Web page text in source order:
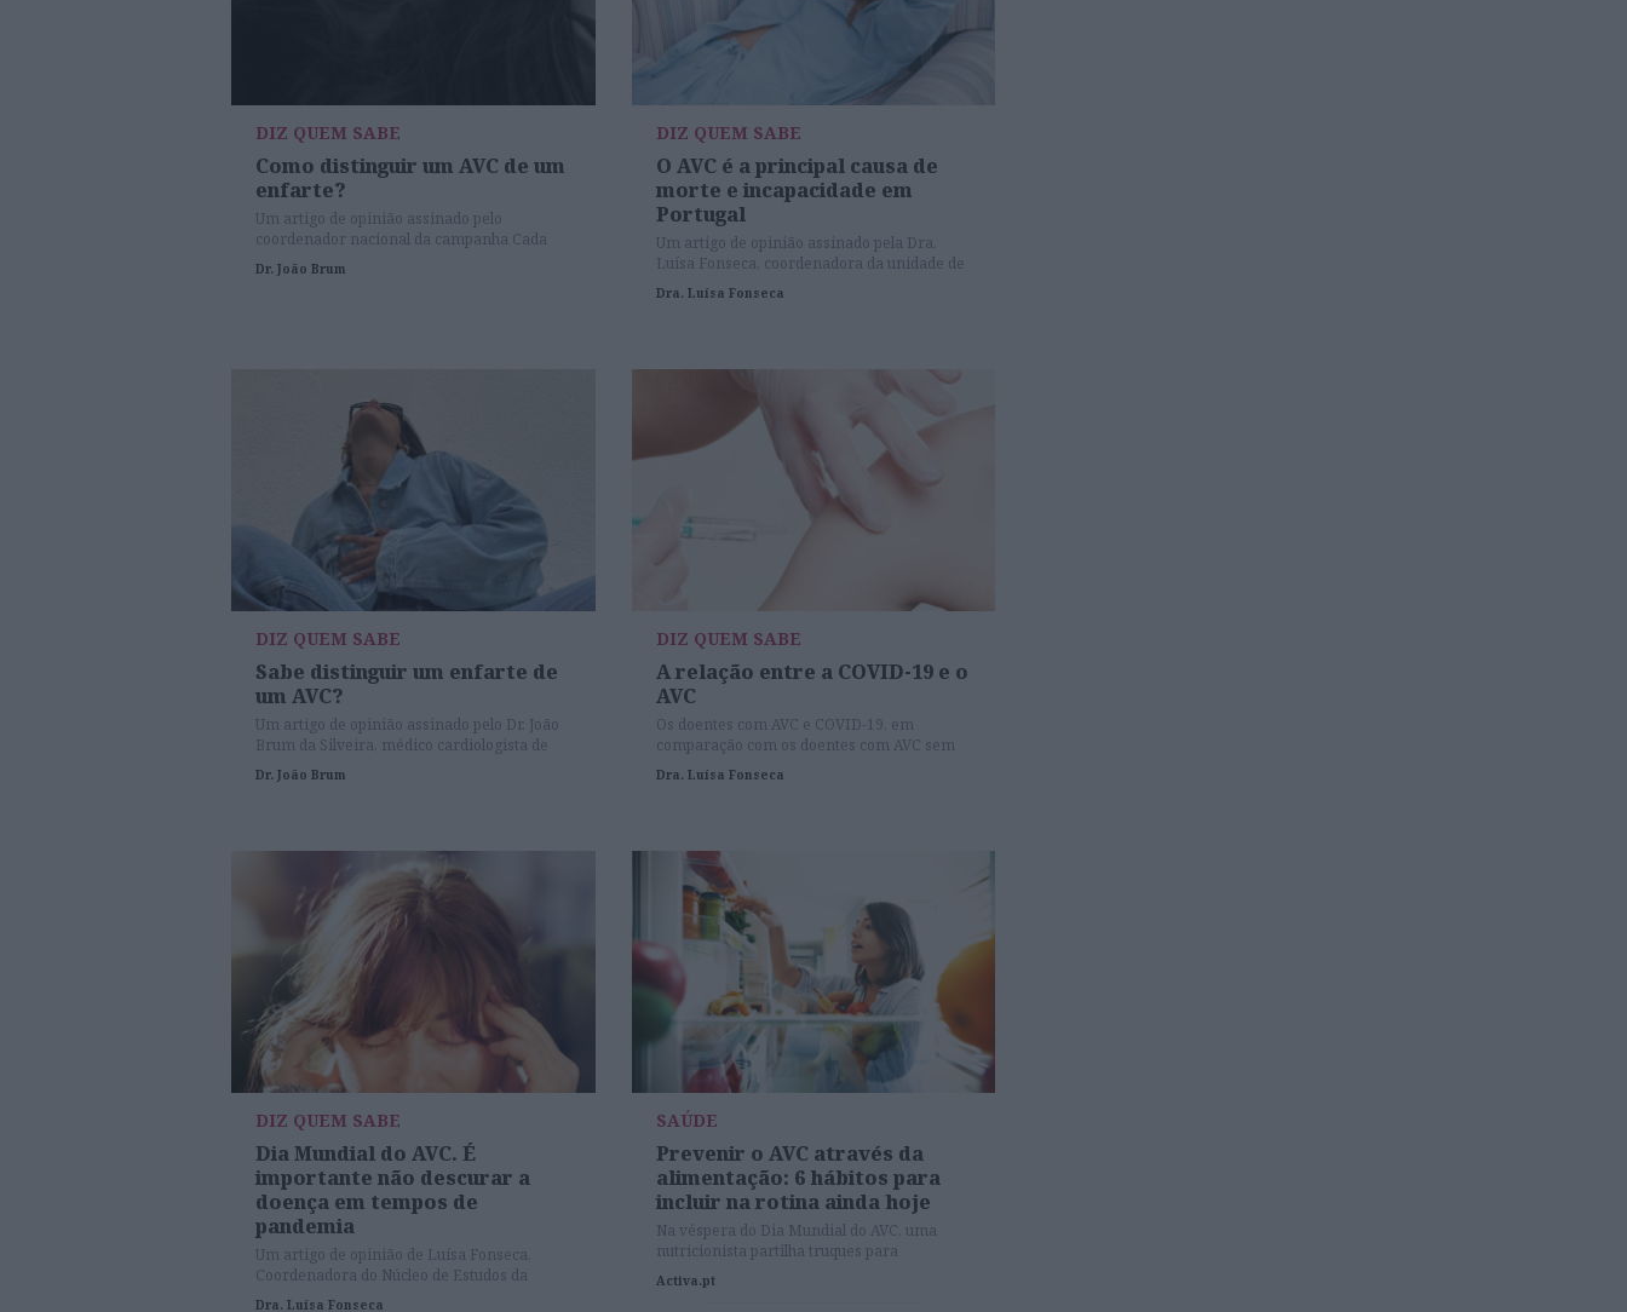
DIZ QUEM SABE
Como distinguir um AVC de um
enfarte?
Um artigo de opinião assinado pelo
coordenador nacional da campanha Cada
Segundo Conta, para assinalar o Dia
Nacional do Doente com AVC.
Dr. João Brum
DIZ QUEM SABE
O AVC é a principal causa de
morte e incapacidade em
Portugal
Um artigo de opinião assinado pela Dra.
Luísa Fonseca, coordenadora da unidade de
AVC do Centro Hospitalar Universitário de S.
João.
Dra. Luísa Fonseca
DIZ QUEM SABE
Sabe distinguir um enfarte de
um AVC?
Um artigo de opinião assinado pelo Dr. João
Brum da Silveira, médico cardiologista de
intervenção e coordenador da iniciativa
Stent Save a Life.
Dr. João Brum
DIZ QUEM SABE
A relação entre a COVID-19 e o
AVC
Os doentes com AVC e COVID-19, em
comparação com os doentes com AVC sem
COVID-19, são mais jovens.
Dra. Luísa Fonseca
DIZ QUEM SABE
Dia Mundial do AVC. É
importante não descurar a
doença em tempos de
pandemia
Um artigo de opinião de Luísa Fonseca,
Coordenadora do Núcleo de Estudos da
Doença Vascular Cerebral da Sociedade
Dra. Luísa Fonseca
SAÚDE
Prevenir o AVC através da
alimentação: 6 hábitos para
incluir na rotina ainda hoje
Na véspera do Dia Mundial do AVC, uma
nutricionista partilha truques para
promover um estilo de vida mais saudável.
Activa.pt